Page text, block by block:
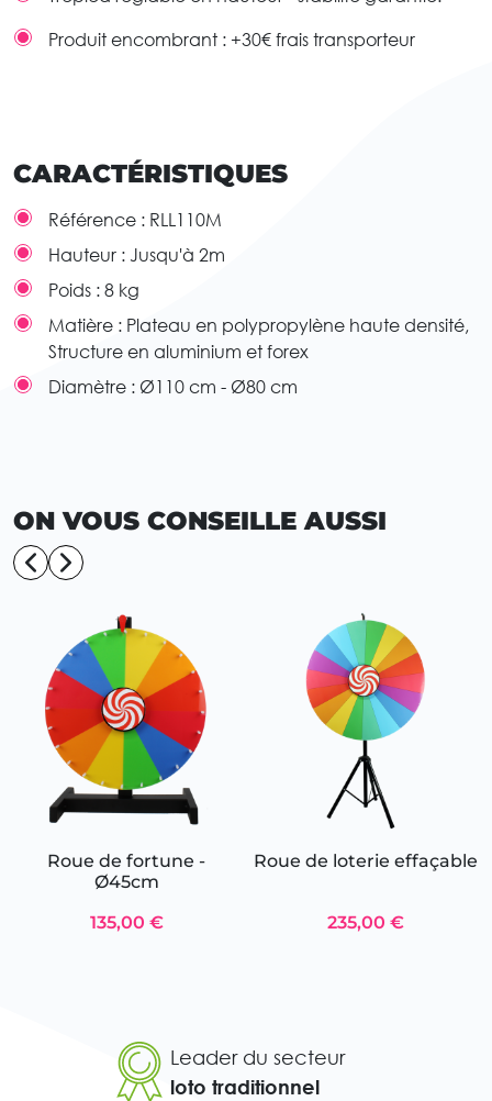
Produit encombrant : +30€ frais transporteur
CARACTÉRISTIQUES
Référence : RLL110M
Hauteur : Jusqu'à 2m
Poids : 8 kg
Matière : Plateau en polypropylène haute densité,
Structure en aluminium et forex
Diamètre : Ø110 cm - Ø80 cm
ON VOUS CONSEILLE AUSSI
Roue de fortune -
Ø45cm
135,00 €
Roue de loterie effaçable
235,00 €
Leader du secteur
loto traditionnel